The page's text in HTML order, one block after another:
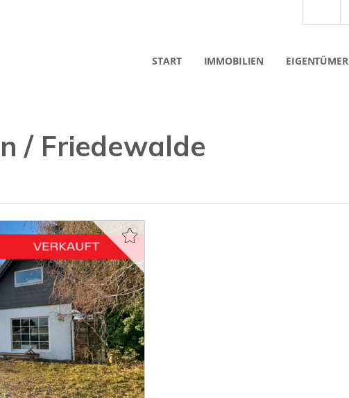
START IMMOBILIEN EIGENTÜMER
/ Friedewalde